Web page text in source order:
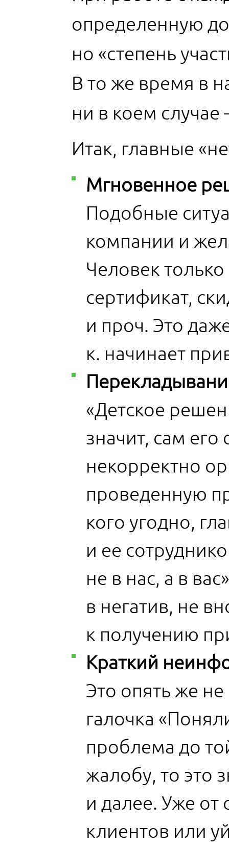
определенную
но «степень
В то же время в
ни в коем случае
Итак, главные
Мгновенное
Подобные
компании и
Человек
сертификат,
и проч. Это
к. начинает
«Детское
значит, сам
некорректно
проведенную
кого угодно,
и ее
не в нас, а в
в негатив, не
к получению
Краткий
Это опять же
галочка
проблема до
жалобу, то это
и далее. Уже от
клиентов или